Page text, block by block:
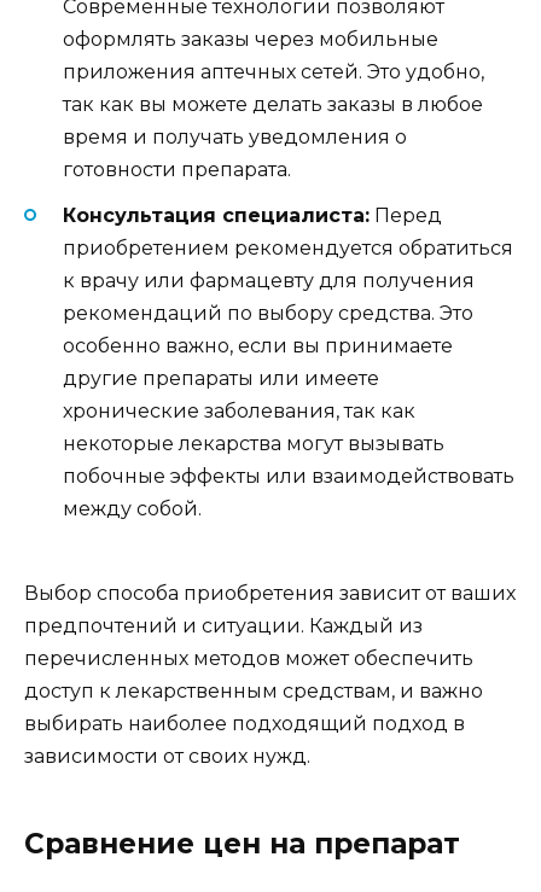
Современные технологии позволяют
оформлять заказы через мобильные
приложения аптечных сетей. Это удобно,
так как вы можете делать заказы в любое
время и получать уведомления о
готовности препарата.
Консультация специалиста: Перед
приобретением рекомендуется обратиться
к врачу или фармацевту для получения
рекомендаций по выбору средства. Это
особенно важно, если вы принимаете
другие препараты или имеете
хронические заболевания, так как
некоторые лекарства могут вызывать
побочные эффекты или взаимодействовать
между собой.
Выбор способа приобретения зависит от ваших
предпочтений и ситуации. Каждый из
перечисленных методов может обеспечить
доступ к лекарственным средствам, и важно
выбирать наиболее подходящий подход в
зависимости от своих нужд.
Сравнение цен на препарат